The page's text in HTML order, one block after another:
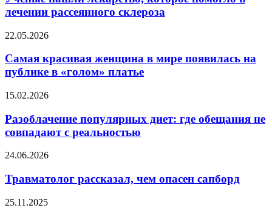
которое
помогло
лечении
склероза
лечении рассеянного склероза
Самая
женщина
мире
на
в
«голом»
22.05.2026
Самая красивая женщина в мире появилась на
публике в «голом» платье
Разоблачение
диет:
где
обещания
совпадают
реальностью
15.02.2026
Разоблачение популярных диет: где обещания не
совпадают с реальностью
Травматолог
чем
опасен
сапборд
24.06.2026
Травматолог рассказал, чем опасен сапборд
Офтальмолог
25.11.2025